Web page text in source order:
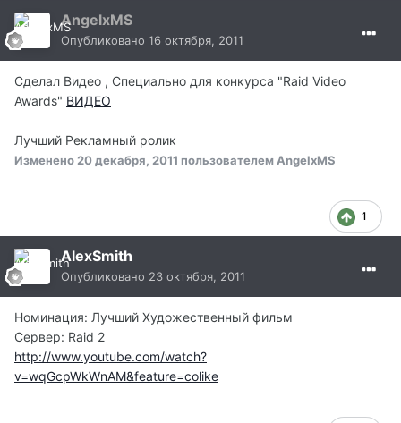
AngelxMS
Опубликовано 16 октября, 2011
Сделал Видео , Специально для конкурса "Raid Video
Awards" ВИДЕО
Лучший Рекламный ролик
Изменено 20 декабря, 2011 пользователем AngelxMS
1
AlexSmith
Опубликовано 23 октября, 2011
Номинация: Лучший Художественный фильм
Сервер: Raid 2
http://www.youtube.com/watch?
v=wqGcpWkWnAM&feature=colike